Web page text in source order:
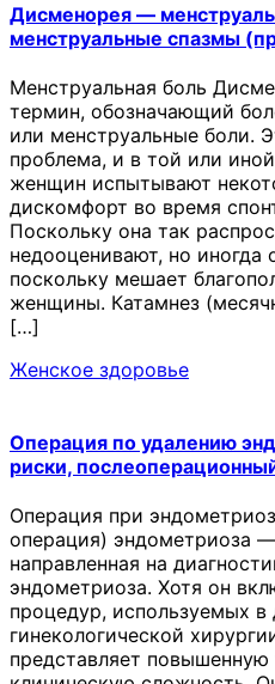
Дисменорея —
менструальные спазмы
Менструальная боль
термин, обозначающий
или менструальные боли.
проблема, и в той или
женщин испытывают
дискомфорт во время
Поскольку она так
недооценивают, но иногда
поскольку мешает
женщины. Катамнез
[…]
Женское здоровье
Операция по удалению
риски,
Операция при
операция) эндометриоза
направленная на
эндометриоза. Хотя он
процедур, используемых в
гинекологической
представляет повышенную